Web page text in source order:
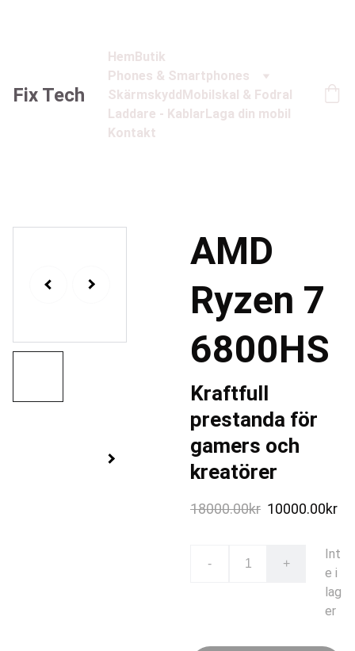
Fix Tech
HemButik
Phones & Smartphones
SkärmskyddMobilskal & Fodral
Laddare - KablarLaga din mobil
Kontakt
AMD
Ryzen 7
6800HS
Kraftfull
prestanda för
gamers och
kreatörer
18000.00kr 10000.00kr
- +
Int
e i
lag
er